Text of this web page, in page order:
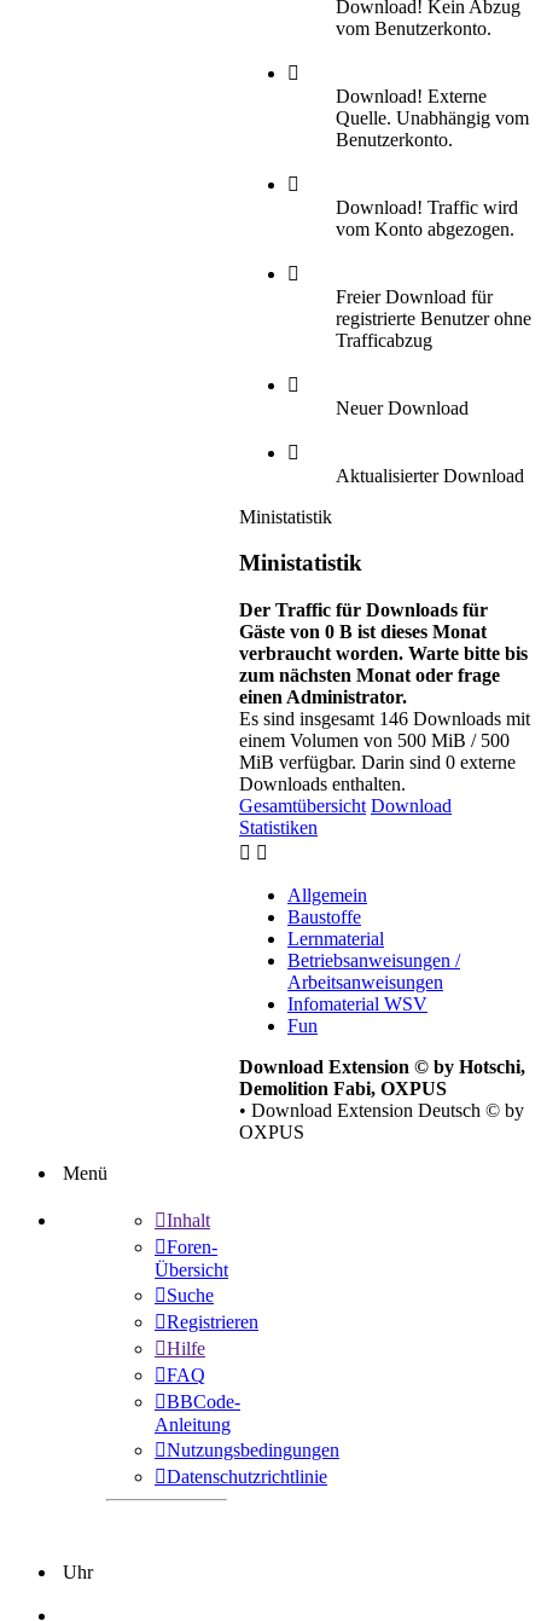
Download! Kein Abzug
vom Benutzerkonto.
Download! Externe
Quelle. Unabhängig vom
Benutzerkonto.
Download! Traffic wird
vom Konto abgezogen.
Freier Download für
registrierte Benutzer ohne
Trafficabzug
Neuer Download
Aktualisierter Download
Ministatistik
Ministatistik
Der Traffic für Downloads für
Gäste von 0 B ist dieses Monat
verbraucht worden. Warte bitte bis
zum nächsten Monat oder frage
einen Administrator.
Es sind insgesamt 146 Downloads mit
einem Volumen von 500 MiB / 500
MiB verfügbar. Darin sind 0 externe
Downloads enthalten.
Gesamtübersicht Download
Statistiken
Allgemein
Baustoffe
Lernmaterial
Betriebsanweisungen /
Arbeitsanweisungen
Infomaterial WSV
Fun
Download Extension © by Hotschi,
Demolition Fabi, OXPUS
• Download Extension Deutsch © by
OXPUS
Menü
Inhalt
Foren-
Übersicht
Suche
Registrieren
Hilfe
FAQ
BBCode-
Anleitung
Nutzungsbedingungen
Datenschutzrichtlinie
Uhr